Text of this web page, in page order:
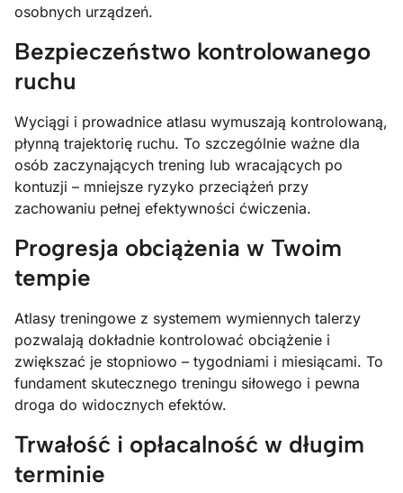
osobnych urządzeń.
Bezpieczeństwo kontrolowanego
ruchu
Wyciągi i prowadnice atlasu wymuszają kontrolowaną,
płynną trajektorię ruchu. To szczególnie ważne dla
osób zaczynających trening lub wracających po
kontuzji – mniejsze ryzyko przeciążeń przy
zachowaniu pełnej efektywności ćwiczenia.
Progresja obciążenia w Twoim
tempie
Atlasy treningowe z systemem wymiennych talerzy
pozwalają dokładnie kontrolować obciążenie i
zwiększać je stopniowo – tygodniami i miesiącami. To
fundament skutecznego treningu siłowego i pewna
droga do widocznych efektów.
Trwałość i opłacalność w długim
terminie